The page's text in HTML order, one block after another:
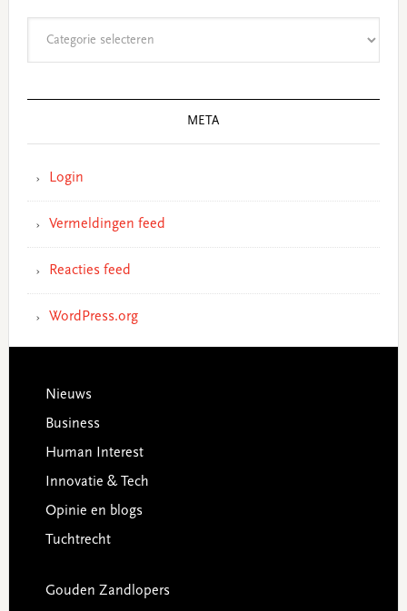
META
Login
Vermeldingen feed
Reacties feed
WordPress.org
Footer
Nieuws
Business
Human Interest
Innovatie & Tech
Opinie en blogs
Tuchtrecht
Gouden Zandlopers